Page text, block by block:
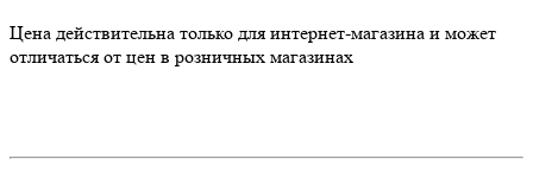
Цена действительна только для интернет-магазина и может
отличаться от цен в розничных магазинах